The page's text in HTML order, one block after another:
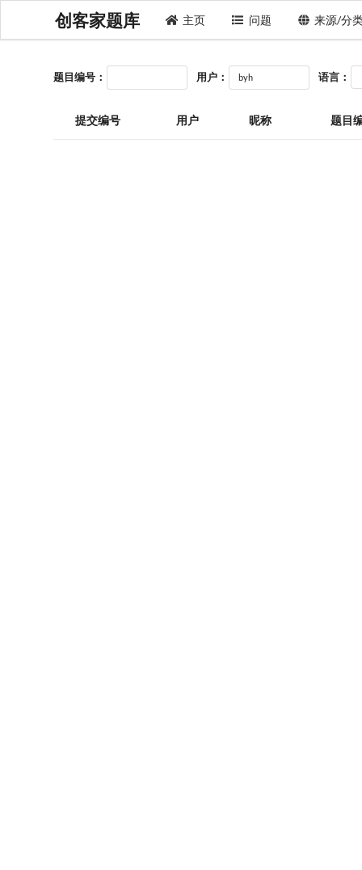
创客家题库 主页 问题 来源/分
题目编号： 用户： 语言：
提交编号 用户 昵称 题目